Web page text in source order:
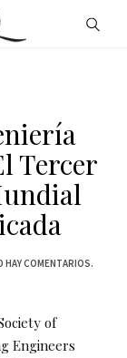
Tercer
HAY COMENTARIOS.
of
Engineers